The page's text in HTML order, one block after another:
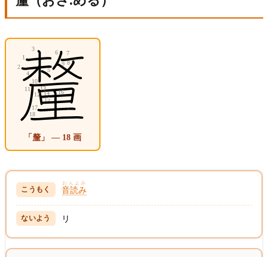
「釐」 — 18 画
音読み
おんよみ
リ